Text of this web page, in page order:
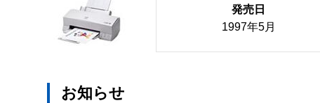
発売日
1997年5月
お知らせ